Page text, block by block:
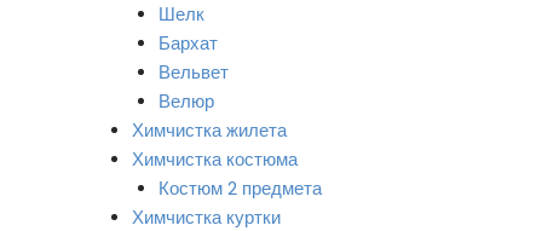
Шелк
Бархат
Вельвет
Велюр
Химчистка жилета
Химчистка костюма
Костюм 2 предмета
Химчистка куртки